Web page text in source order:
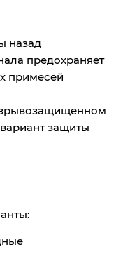
назад
предохраняет
примесей
защиты